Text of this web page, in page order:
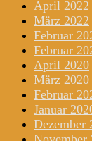
April 2022
März 2022
Februar
Februar
April 2020
März 2020
Februar
Januar
Dezember